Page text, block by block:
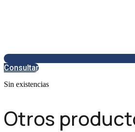
Consultar
Sin existencias
Otros